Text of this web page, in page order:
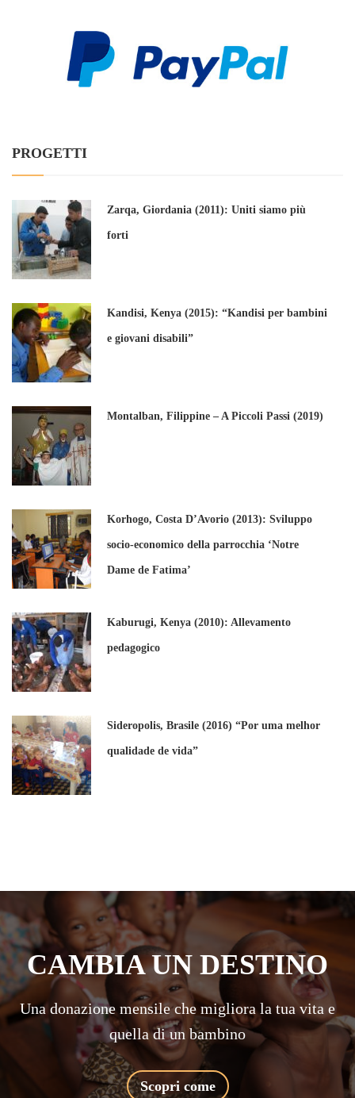
PROGETTI
Zarqa, Giordania (2011): Uniti siamo più
forti
Kandisi, Kenya (2015): “Kandisi per bambini
e giovani disabili”
Montalban, Filippine – A Piccoli Passi (2019)
Korhogo, Costa D’Avorio (2013): Sviluppo
socio-economico della parrocchia ‘Notre
Dame de Fatima’
Kaburugi, Kenya (2010): Allevamento
pedagogico
Sideropolis, Brasile (2016) “Por uma melhor
qualidade de vida”
CAMBIA UN DESTINO
Una donazione mensile che migliora la tua vita e
quella di un bambino
Scopri come